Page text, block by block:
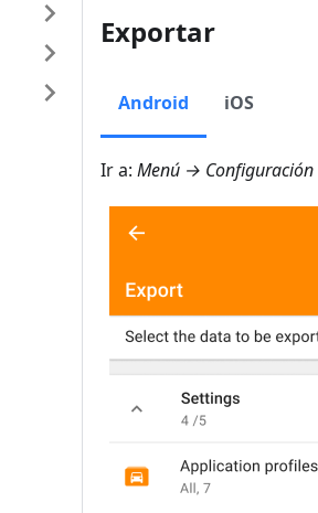
Exportar
Android iOS
Ir a: Menú →